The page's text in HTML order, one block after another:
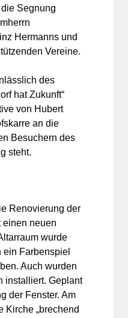
Segnung
Hermanns und
Vereine.
des
hat Zukunft“
von Hubert
an die
Besuchern des
steht.
Renovierung der
einen neuen
wurde
Farbenspiel
Auch wurden
installiert. Geplant
der Fenster. Am
Kirche „brechend